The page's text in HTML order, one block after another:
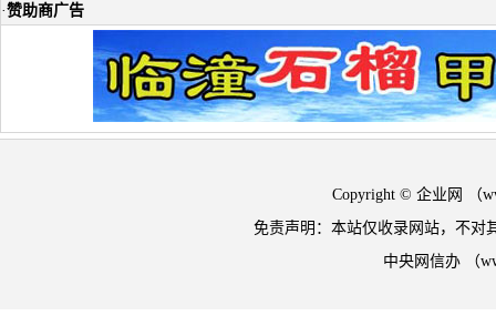
·赞助商广告
Copyright © 企业网 （
免责声明：本站仅收录网站，不对
中央网信办 （